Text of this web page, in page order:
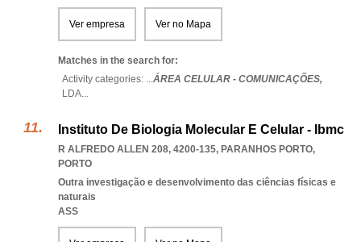
Ver empresa Ver no Mapa
Matches in the search for:
Activity categories: ...ÁREA CELULAR - COMUNICAÇÕES,
LDA...
Instituto De Biologia Molecular E Celular - Ibmc
R ALFREDO ALLEN 208, 4200-135, PARANHOS PORTO,
PORTO
Outra investigação e desenvolvimento das ciências físicas e
naturais
ASS